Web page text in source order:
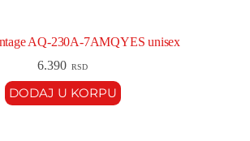
AQ-230A-7AMQYES unisex
6.390 RSD
DODAJ U KORPU